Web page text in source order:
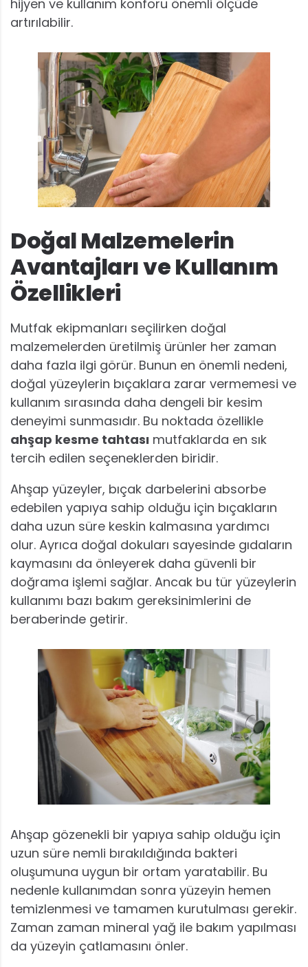
hijyen ve kullanım konforu önemli ölçüde
artırılabilir.
Doğal Malzemelerin
Avantajları ve Kullanım
Özellikleri
Mutfak ekipmanları seçilirken doğal
malzemelerden üretilmiş ürünler her zaman
daha fazla ilgi görür. Bunun en önemli nedeni,
doğal yüzeylerin bıçaklara zarar vermemesi ve
kullanım sırasında daha dengeli bir kesim
deneyimi sunmasıdır. Bu noktada özellikle
ahşap kesme tahtası mutfaklarda en sık
tercih edilen seçeneklerden biridir.
Ahşap yüzeyler, bıçak darbelerini absorbe
edebilen yapıya sahip olduğu için bıçakların
daha uzun süre keskin kalmasına yardımcı
olur. Ayrıca doğal dokuları sayesinde gıdaların
kaymasını da önleyerek daha güvenli bir
doğrama işlemi sağlar. Ancak bu tür yüzeylerin
kullanımı bazı bakım gereksinimlerini de
beraberinde getirir.
Ahşap gözenekli bir yapıya sahip olduğu için
uzun süre nemli bırakıldığında bakteri
oluşumuna uygun bir ortam yaratabilir. Bu
nedenle kullanımdan sonra yüzeyin hemen
temizlenmesi ve tamamen kurutulması gerekir.
Zaman zaman mineral yağ ile bakım yapılması
da yüzeyin çatlamasını önler.